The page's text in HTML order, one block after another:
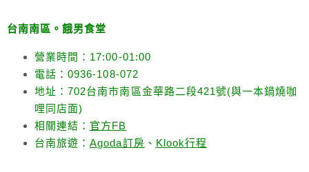
台南南區。餓男食堂
營業時間：17:00-01:00
電話：0936-108-072
地址：702台南市南區金華路二段421號(與一本鍋燒咖
哩同店面)
相關連結： 官方FB
台南旅遊：Agoda訂房 、 Klook行程